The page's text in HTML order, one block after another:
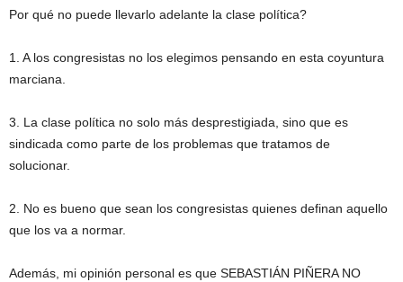
Por qué no puede llevarlo adelante la clase política?
1. A los congresistas no los elegimos pensando en esta coyuntura
marciana.
3. La clase política no solo más desprestigiada, sino que es
sindicada como parte de los problemas que tratamos de
solucionar.
2. No es bueno que sean los congresistas quienes definan aquello
que los va a normar.
Además, mi opinión personal es que SEBASTIÁN PIÑERA NO